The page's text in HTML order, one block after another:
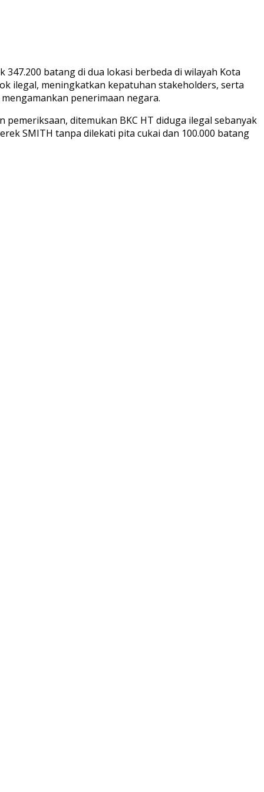
batang di dua lokasi berbeda di wilayah Kota
ilegal, meningkatkan kepatuhan stakeholders, serta
penerimaan negara.
ditemukan BKC HT diduga ilegal sebanyak
SMITH tanpa dilekati pita cukai dan 100.000 batang